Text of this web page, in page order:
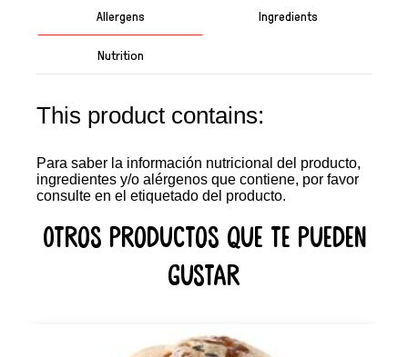
Allergens Ingredients
Nutrition
This product contains:
Para saber la información nutricional del producto,
ingredientes y/o alérgenos que contiene, por favor
consulte en el etiquetado del producto.
Otros productos que te pueden
gustar